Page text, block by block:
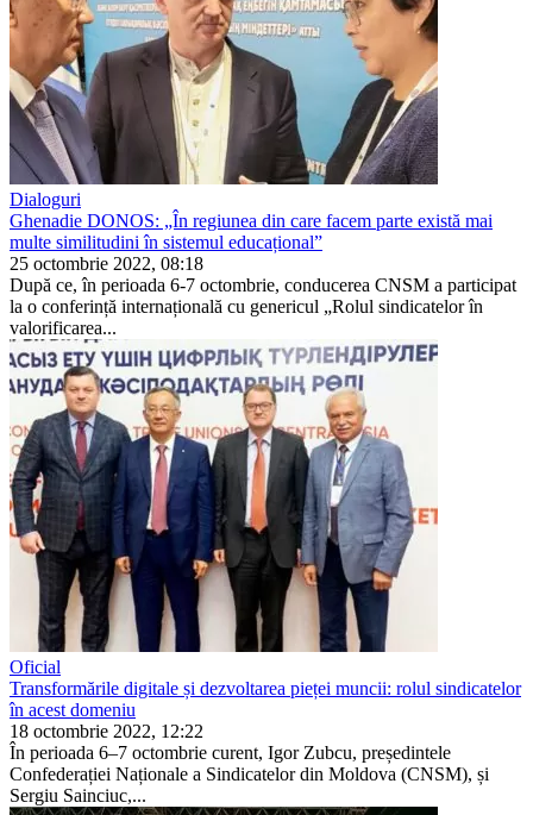
Dialoguri
Ghenadie DONOS: „În regiunea din care facem parte există mai
multe similitudini în sistemul educațional”
25 octombrie 2022, 08:18
După ce, în perioada 6-7 octombrie, conducerea CNSM a participat
la o conferință internațională cu genericul „Rolul sindicatelor în
valorifica­rea...
Oficial
Transformările digitale și dezvoltarea pieței muncii: rolul sindicatelor
în acest domeniu
18 octombrie 2022, 12:22
În perioada 6–7 octombrie curent, Igor Zubcu, președintele
Confederației Naționale a Sindicatelor din Mol­dova (CNSM), și
Sergiu Sainciuc,...